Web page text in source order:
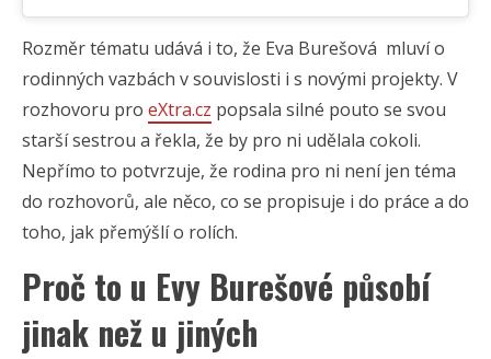
Rozměr tématu udává i to, že Eva Burešová mluví o
rodinných vazbách v souvislosti i s novými projekty. V
rozhovoru pro eXtra.cz popsala silné pouto se svou
starší sestrou a řekla, že by pro ni udělala cokoli.
Nepřímo to potvrzuje, že rodina pro ni není jen téma
do rozhovorů, ale něco, co se propisuje i do práce a do
toho, jak přemýšlí o rolích.
Proč to u Evy Burešové působí
jinak než u jiných